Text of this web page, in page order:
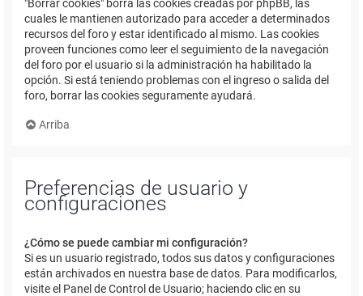
"Borrar cookies" borra las cookies creadas por phpBB, las
cuales le mantienen autorizado para acceder a determinados
recursos del foro y estar identificado al mismo. Las cookies
proveen funciones como leer el seguimiento de la navegación
del foro por el usuario si la administración ha habilitado la
opción. Si está teniendo problemas con el ingreso o salida del
foro, borrar las cookies seguramente ayudará.
Arriba
Preferencias de usuario y
configuraciones
¿Cómo se puede cambiar mi configuración?
Si es un usuario registrado, todos sus datos y configuraciones
están archivados en nuestra base de datos. Para modificarlos,
visite el Panel de Control de Usuario; haciendo clic en su